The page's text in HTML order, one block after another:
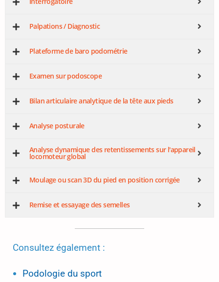
Palpations / Diagnostic
Plateforme de baro podométrie
Examen sur podoscope
Bilan articulaire analytique de la tête aux pieds
Analyse posturale
Analyse dynamique des retentissements sur l'appareil
locomoteur global
Moulage ou scan 3D du pied en position corrigée
Remise et essayage des semelles
Consultez également :
Podologie du sport